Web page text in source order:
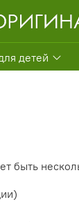
детей
быть